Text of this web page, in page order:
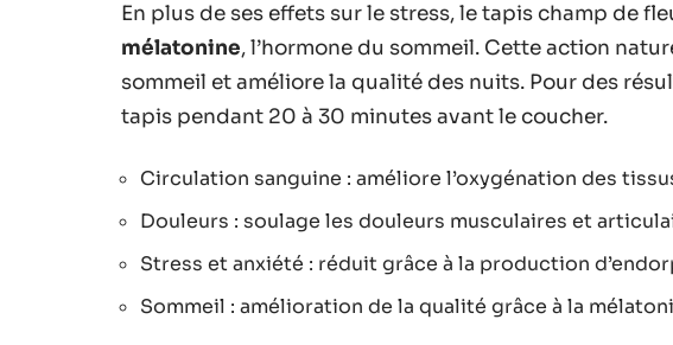
En plus de ses effets sur le stress, le tapis champ de
mélatonine, l’hormone du sommeil. Cette action
sommeil et améliore la qualité des nuits. Pour des
tapis pendant 20 à 30 minutes avant le coucher.
Circulation sanguine : améliore l’oxygénation des
Douleurs : soulage les douleurs musculaires et
Stress et anxiété : réduit grâce à la production
Sommeil : amélioration de la qualité grâce à la